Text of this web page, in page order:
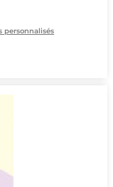
personnalisés